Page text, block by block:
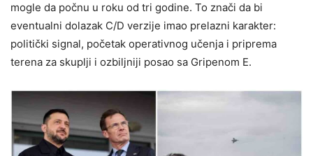
mogle da počnu u roku od tri godine. To znači da bi
eventualni dolazak C/D verzije imao prelazni karakter:
politički signal, početak operativnog učenja i priprema
terena za skuplji i ozbiljniji posao sa Gripenom E.